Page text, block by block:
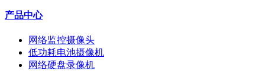
产品中心
网络监控摄像头
低功耗电池摄像机
网络硬盘录像机